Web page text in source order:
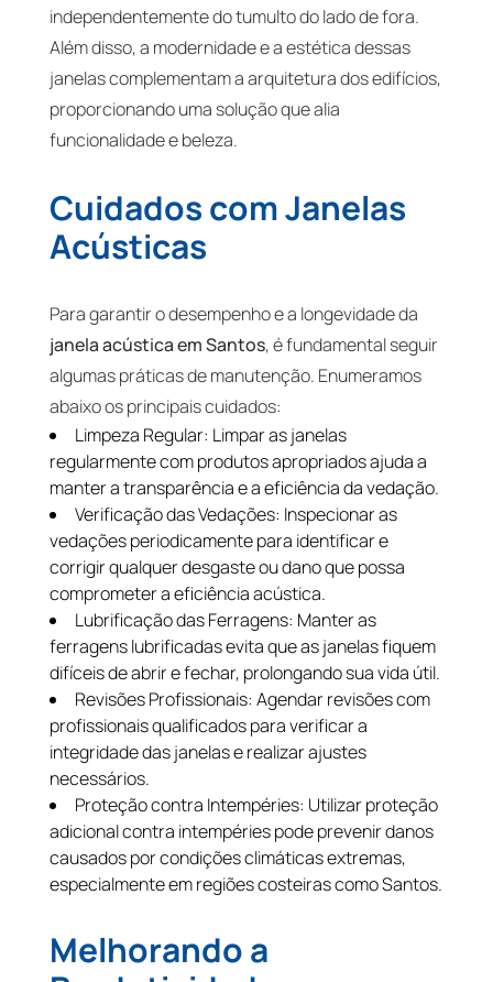
independentemente do tumulto do lado de fora.
Além disso, a modernidade e a estética dessas
janelas complementam a arquitetura dos edifícios,
proporcionando uma solução que alia
funcionalidade e beleza.
Cuidados com Janelas
Acústicas
Para garantir o desempenho e a longevidade da
janela acústica em Santos, é fundamental seguir
algumas práticas de manutenção. Enumeramos
abaixo os principais cuidados:
Limpeza Regular: Limpar as janelas
regularmente com produtos apropriados ajuda a
manter a transparência e a eficiência da vedação.
Verificação das Vedações: Inspecionar as
vedações periodicamente para identificar e
corrigir qualquer desgaste ou dano que possa
comprometer a eficiência acústica.
Lubrificação das Ferragens: Manter as
ferragens lubrificadas evita que as janelas fiquem
difíceis de abrir e fechar, prolongando sua vida útil.
Revisões Profissionais: Agendar revisões com
profissionais qualificados para verificar a
integridade das janelas e realizar ajustes
necessários.
Proteção contra Intempéries: Utilizar proteção
adicional contra intempéries pode prevenir danos
causados por condições climáticas extremas,
especialmente em regiões costeiras como Santos.
Melhorando a